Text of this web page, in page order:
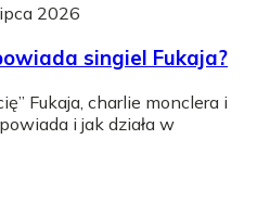
2026
singiel Fukaja?
Fukaja, charlie monclera i
i jak działa w